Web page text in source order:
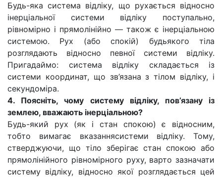
Будь-яка система відліку, що рухається відносно
інерціальної системи відліку поступально,
рівномірно і прямолінійно — також є інерціальною
системою. Рух (або спокій) будьякого тіла
розглядають відносно певної системи відліку.
Пригадаймо: система відліку складається із
системи координат, що зв’язана з тілом відліку, і
секундоміра.
4. Поясніть, чому систему відліку, пов’язану із
землею, вважають інерціальною?
Будь-який рух (як і стан спокою) є відносним,
тобто вимагає вказаннясистеми відліку. Тому,
стверджуючи, що тіло зберігає стан спокою або
прямолінійного рівномірного руху, варто зазначати
систему відліку, відносно якої розглядається цей